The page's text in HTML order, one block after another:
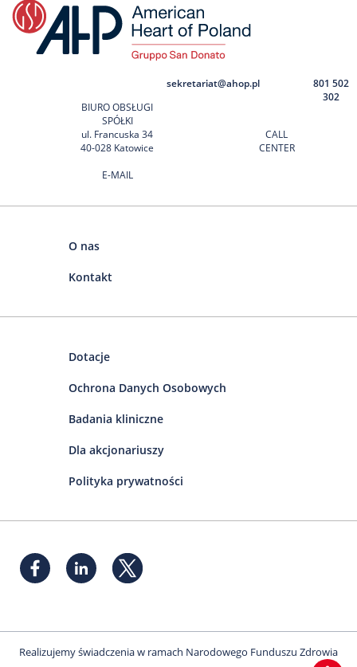
BIURO OBSŁUGI
SPÓŁKI
ul. Francuska 34
40-028 Katowice
E-MAIL
sekretariat@ahop.pl
CALL
CENTER
801 502
302
O nas
Kontakt
Dotacje
Ochrona Danych Osobowych
Badania kliniczne
Dla akcjonariuszy
Polityka prywatności
Realizujemy świadczenia w ramach Narodowego Funduszu Zdrowia